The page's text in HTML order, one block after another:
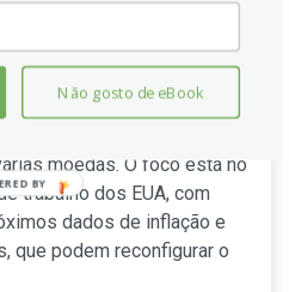
de juros
semana?
sobre juros
moedas. O foco está no
trabalho dos EUA, com
dados de inflação e
que podem reconfigurar o
Não gosto de eBook
BY